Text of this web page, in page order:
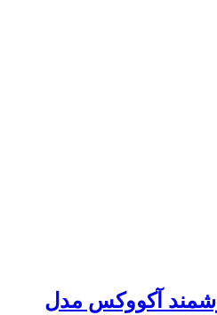
آکووکس مدل